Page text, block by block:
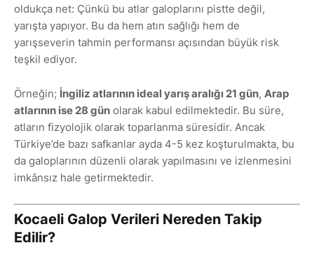
oldukça net: Çünkü bu atlar galoplarını pistte değil,
yarışta yapıyor. Bu da hem atın sağlığı hem de
yarışseverin tahmin performansı açısından büyük risk
teşkil ediyor.
Örneğin; İngiliz atlarının ideal yarış aralığı 21 gün, Arap
atlarının ise 28 gün olarak kabul edilmektedir. Bu süre,
atların fizyolojik olarak toparlanma süresidir. Ancak
Türkiye’de bazı safkanlar ayda 4-5 kez koşturulmakta, bu
da galoplarının düzenli olarak yapılmasını ve izlenmesini
imkânsız hale getirmektedir.
Kocaeli Galop Verileri Nereden Takip
Edilir?